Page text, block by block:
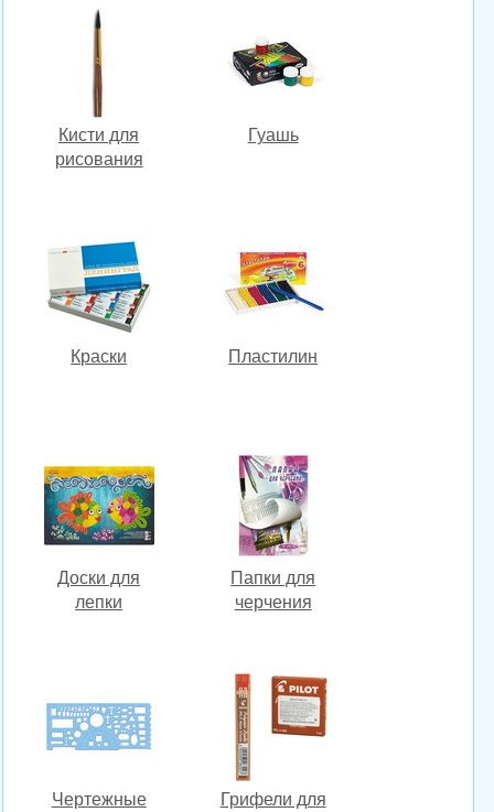
Кисти для
рисования
Гуашь
Краски Пластилин
Доски для
лепки
Папки для
черчения
Чертежные
Грифели для